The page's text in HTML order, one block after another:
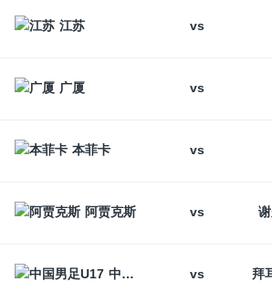
江苏 vs
广厦 vs
本菲卡 vs
阿贾克斯 vs
中国男足U17 vs